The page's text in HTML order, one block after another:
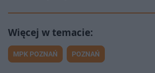
MPK POZNAŃ POZNAŃ